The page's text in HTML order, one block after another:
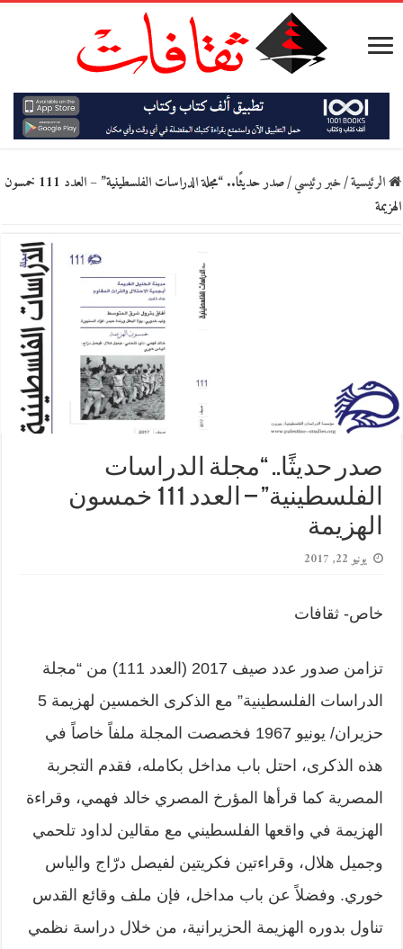
الرئيسية/خبر رئيسي/
صدر حديثًا.. “مجلة الدراسات الفلسطينية” – العدد 111 خمسون
الهزيمة
صدر حديثًا.. “مجلة الدراسات
الفلسطينية” – العدد 111 خمسون
الهزيمة
يونيو 22, 2017
خاص- ثقافات
تزامن صدور عدد صيف 2017 (العدد 111) من “مجلة
الدراسات الفلسطينية” مع الذكرى الخمسين لهزيمة 5
حزيران/ يونيو 1967 فخصصت المجلة ملفاً خاصاً في
هذه الذكرى، احتل باب مداخل بكامله، فقدم التجربة
المصرية كما قرأها المؤرخ المصري خالد فهمي، وقراءة
الهزيمة في واقعها الفلسطيني مع مقالين لداود تلحمي
وجميل هلال، وقراءتين فكريتين لفيصل درّاج والياس
خوري. وفضلاً عن باب مداخل، فإن ملف وقائع القدس
تناول بدوره الهزيمة الحزيرانية، من خلال دراسة نظمي